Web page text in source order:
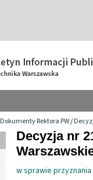
Dokumenty Rektora PW/
Decyzja nr
w sprawie